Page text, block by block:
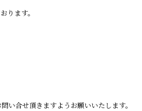
ります。
い合せ頂きますようお願いいたします。